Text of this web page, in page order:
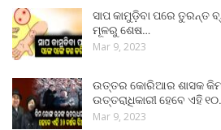
ସାପ କାମୁଡ଼ିବା ପରେ ତୁରନ୍ତ
ମୂଳରୁ ଶେଷ…
Mar 9, 2023
ଉତ୍ତର କୋରିଆର ଶାସକ
ଉତ୍ତରାଧିକାରୀ ହେବେ ଏହି
Mar 9, 2023